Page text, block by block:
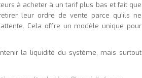
à acheter à un tarif plus bas et fait que
leur ordre de vente parce qu’ils ne
Cela offre un modèle unique pour
la liquidité du système, mais surtout